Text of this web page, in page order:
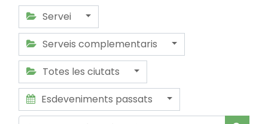
Servei
Serveis complementaris
Totes les ciutats
Esdeveniments passats